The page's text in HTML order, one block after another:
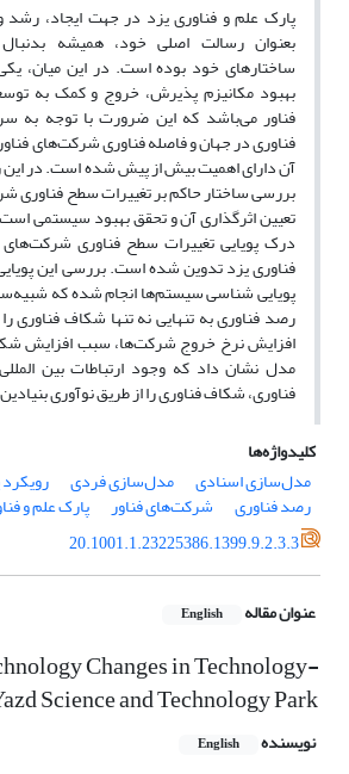
پارک علم و فناوری یزد در جهت ایجاد، رشد
بعنوان رسالت اصلی خود، همیشه
ساختارهای خود بوده است. در این میان،
بهبود مکانیزم پذیرش، خروج و کمک به
فناور می‌باشد که این ضرورت با توجه به
فناوری در جهان و فاصله فناوری شرکت‌های
آن دارای اهمیت بیش از پیش شده است. در این
بررسی ساختار حاکم بر تغییرات سطح فناوری
تعیین اثرگذاری آن و تحقق بهبود سیستمی
درک پویایی تغییرات سطح فناوری
فناوری یزد تدوین شده است. بررسی این
پویایی شناسی سیستم‌ها انجام شده که
رصد فناوری به تنهایی نه تنها شکاف فناوری
افزایش نرخ خروج شرکت‌ها، سبب افزایش
مدل نشان داد که وجود ارتباطات بین
فناوری، شکاف فناوری را از طریق نوآوری
کلیدواژه‌ها
مدل‌سازی اسنادی
مدل‌سازی فردی
رصد فناوری شرکت‌های فناور
پارک علم و
20.1001.1.23225386.1399.9.2.3.3
عنوان مقاله English
Changes in Technology-
Science and Technology Park
نویسنده English